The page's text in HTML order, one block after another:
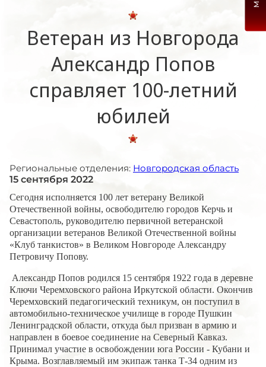
Ветеран из Новгорода
Александр Попов
справляет 100-летний
юбилей
Региональные отделения: Новгородская область
15 сентября 2022
Сегодня исполняется 100 лет ветерану Великой
Отечественной войны, освободителю городов Керчь и
Севастополь, руководителю первичной ветеранской
организации ветеранов Великой Отечественной войны
«Клуб танкистов» в Великом Новгороде Александру
Петровичу Попову.
Александр Попов родился 15 сентября 1922 года в деревне
Ключи Черемховского района Иркутской области. Окончив
Черемховский педагогический техникум, он поступил в
автомобильно-техническое училище в городе Пушкин
Ленинградской области, откуда был призван в армию и
направлен в боевое соединение на Северный Кавказ.
Принимал участие в освобождении юга России - Кубани и
Крыма. Возглавляемый им экипаж танка Т-34 одним из